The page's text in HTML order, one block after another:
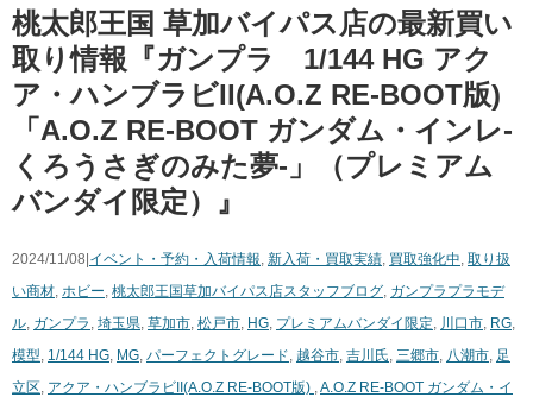
桃太郎王国 草加バイパス店の最新買い
取り情報『ガンプラ 1/144 ​HG ​アク
ア・ハンブラビII(A.O.Z ​RE-BOOT版) ​
「A.O.Z ​RE-BOOT ​ガンダム・インレ-
くろうさぎのみた夢-」（プレミアム
バンダイ限定）』
2024/11/08|イベント・予約・入荷情報, 新入荷・買取実績, 買取強化中, 取り扱
い商材, ホビー, 桃太郎王国草加バイパス店スタッフブログ, ガンプラ プラモデ
ル, ガンプラ , 埼玉県, 草加市, 松戸市, HG, プレミアムバンダイ限定, 川口市, RG,
模型, 1/144 ​HG, MG, パーフェクトグレード, 越谷市, 吉川氏, 三郷市, 八潮市, 足
立区, アクア・ハンブラビII(A.O.Z ​RE-BOOT版) ​ ,A.O.Z ​RE-BOOT ​ガンダム・イ